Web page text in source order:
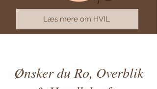
Læs mere om HVIL
Ønsker du Ro, Overblik